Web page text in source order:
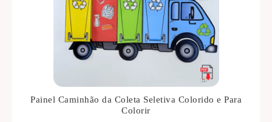
Painel Caminhão da Coleta Seletiva Colorido e Para
Colorir